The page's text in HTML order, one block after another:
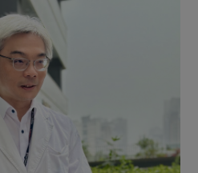
圖書禮品